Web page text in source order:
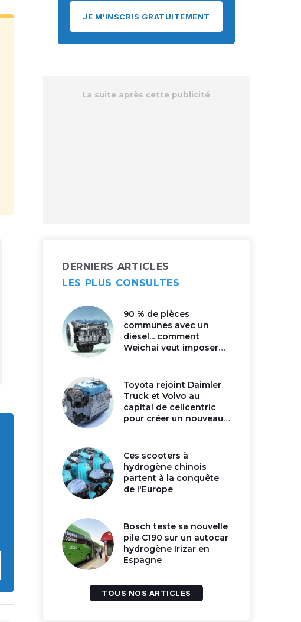
JE M'INSCRIS GRATUITEMENT
DERNIERS ARTICLES
LES PLUS CONSULTES
90 % de pièces
communes avec un
diesel... comment
Weichai veut imposer
Toyota rejoint Daimler
Truck et Volvo au
capital de cellcentric
pour créer un nouveau
Ces scooters à
hydrogène chinois
partent à la conquête
de l'Europe
Bosch teste sa nouvelle
pile C190 sur un autocar
hydrogène Irizar en
Espagne
TOUS NOS ARTICLES